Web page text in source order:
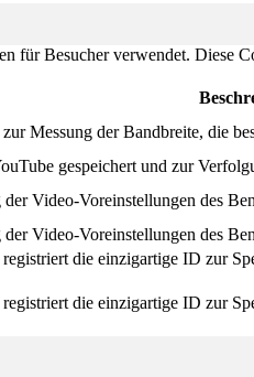
Besucher verwendet. Diese
Messung der Bandbreite, die
gespeichert und zur
Video-Voreinstellungen des
Video-Voreinstellungen des
die einzigartige ID zur
die einzigartige ID zur